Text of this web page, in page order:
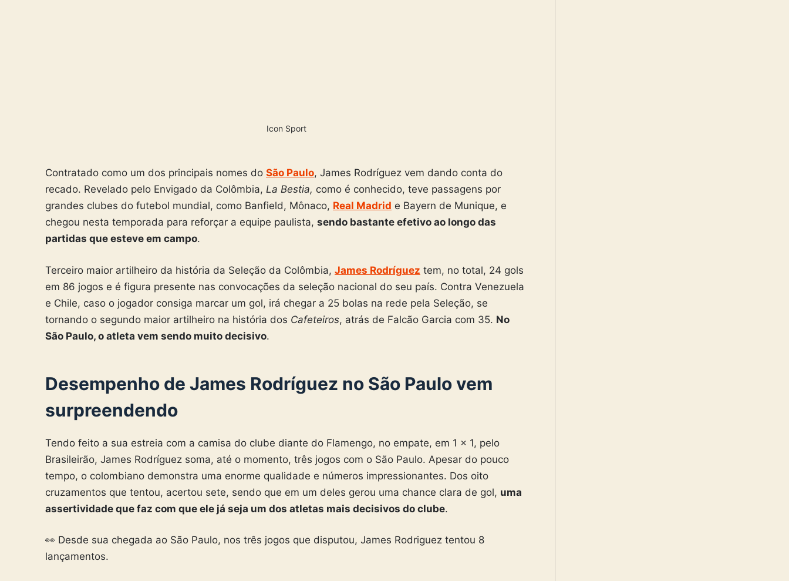
Icon Sport
Contratado como um dos principais nomes do São Paulo, James Rodríguez vem dando conta do
recado. Revelado pelo Envigado da Colômbia, La Bestia, como é conhecido, teve passagens por
grandes clubes do futebol mundial, como Banfield, Mônaco, Real Madrid e Bayern de Munique, e
chegou nesta temporada para reforçar a equipe paulista, sendo bastante efetivo ao longo das
partidas que esteve em campo.
Terceiro maior artilheiro da história da Seleção da Colômbia, James Rodríguez tem, no total, 24 gols
em 86 jogos e é figura presente nas convocações da seleção nacional do seu país. Contra Venezuela
e Chile, caso o jogador consiga marcar um gol, irá chegar a 25 bolas na rede pela Seleção, se
tornando o segundo maior artilheiro na história dos Cafeteiros, atrás de Falcão Garcia com 35. No
São Paulo, o atleta vem sendo muito decisivo.
Desempenho de James Rodríguez no São Paulo vem
surpreendendo
Tendo feito a sua estreia com a camisa do clube diante do Flamengo, no empate, em 1 x 1, pelo
Brasileirão, James Rodríguez soma, até o momento, três jogos com o São Paulo. Apesar do pouco
tempo, o colombiano demonstra uma enorme qualidade e números impressionantes. Dos oito
cruzamentos que tentou, acertou sete, sendo que em um deles gerou uma chance clara de gol, uma
assertividade que faz com que ele já seja um dos atletas mais decisivos do clube.
👀 Desde sua chegada ao São Paulo, nos três jogos que disputou, James Rodriguez tentou 8
lançamentos.